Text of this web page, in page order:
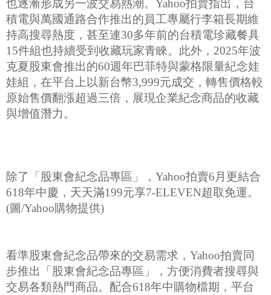
也逐漸形成另一波交易熱潮。Yahoo拍賣指出，台
積電與萬國通路合作推出的員工專屬行李箱長期維
持高搜尋熱度，甚至連30多年前的台積電珍藏餐具
15件組也持續受到收藏玩家青睞。此外，2025年波
克夏股東會推出的60週年巴菲特與蒙格限量紀念娃
娃組，在平台上以新台幣3,999元成交，轉售價格較
原始售價翻漲超過三倍，展現企業紀念商品的收藏
與增值潛力。
除了「股東會紀念品專區」，Yahoo拍賣6月更結合
618年中慶，天天滿199元享7-ELEVEN超取免運。
(圖/Yahoo購物提供)
看準股東會紀念品帶來的交易需求，Yahoo拍賣同
步推出「股東會紀念品專區」，方便消費者搜尋與
交易各類熱門商品。配合618年中購物檔期，平台